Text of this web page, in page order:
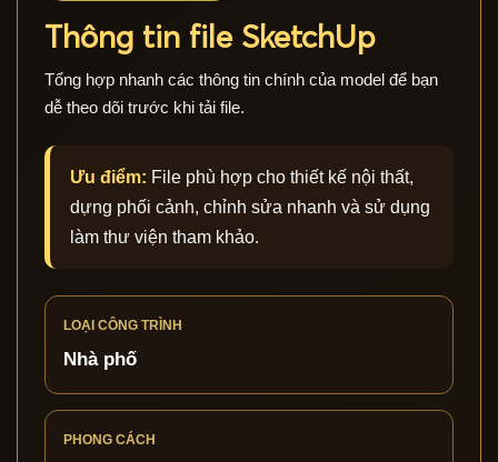
Thông tin file SketchUp
Tổng hợp nhanh các thông tin chính của model để bạn
dễ theo dõi trước khi tải file.
Ưu điểm: File phù hợp cho thiết kế nội thất,
dựng phối cảnh, chỉnh sửa nhanh và sử dụng
làm thư viện tham khảo.
LOẠI CÔNG TRÌNH
Nhà phố
PHONG CÁCH